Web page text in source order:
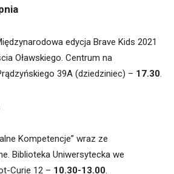
edycja Brave Kids 2021
Oławskiego. Centrum na
39A (dziedziniec) – 17.30
Kompetencje” wraz ze
Biblioteka Uniwersytecka we
Curie 12 – 10.30-13.00